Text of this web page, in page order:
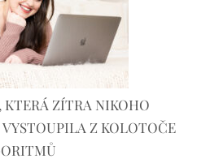
KTERÁ ZÍTRA NIKOHO
Z KOLOTOČE